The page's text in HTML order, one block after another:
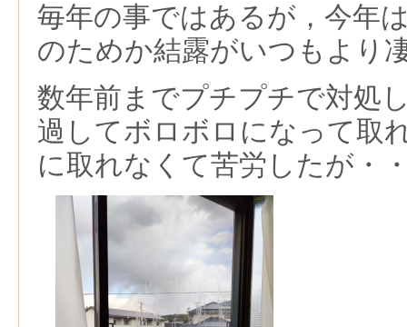
毎年の事ではあるが，今年
のためか結露がいつもより
数年前までプチプチで対処
過してボロボロになって取
に取れなくて苦労したが・